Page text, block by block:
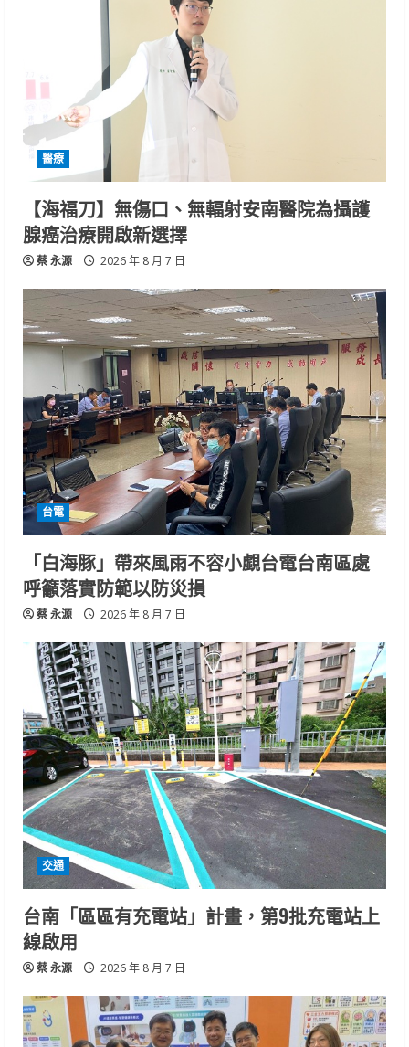
醫療
【海福刀】無傷口、無輻射安南醫院為攝護
腺癌治療開啟新選擇
蔡 永源 2026 年 8 月 7 日
台電
「白海豚」帶來風雨不容小覷台電台南區處
呼籲落實防範以防災損
蔡 永源 2026 年 8 月 7 日
交通
台南「區區有充電站」計畫，第9批充電站上
線啟用
蔡 永源 2026 年 8 月 7 日